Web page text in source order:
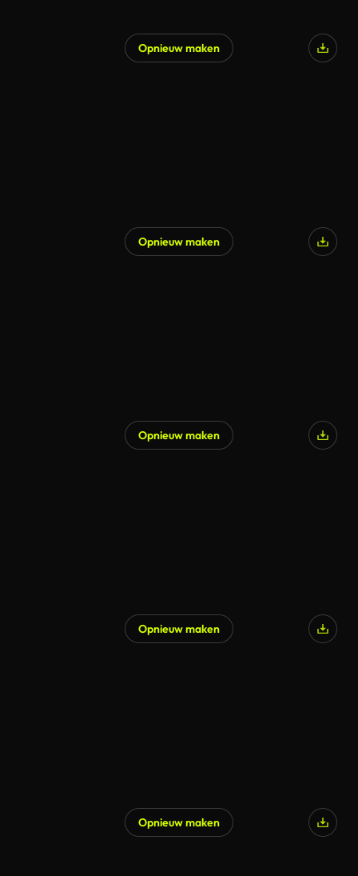
Opnieuw maken
Opnieuw maken
Opnieuw maken
Opnieuw maken
Opnieuw maken